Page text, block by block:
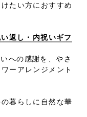
たい方におすすめ
返し・内祝いギフ
への感謝を、やさ
ーアレンジメント
暮らしに自然な華